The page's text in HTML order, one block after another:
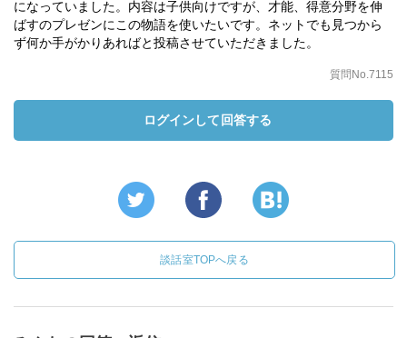
になっていました。内容は子供向けですが、才能、得意分野を伸
ばすのプレゼンにこの物語を使いたいです。ネットでも見つから
ず何か手がかりあればと投稿させていただきました。
質問No.7115
ログインして回答する
談話室TOPへ戻る